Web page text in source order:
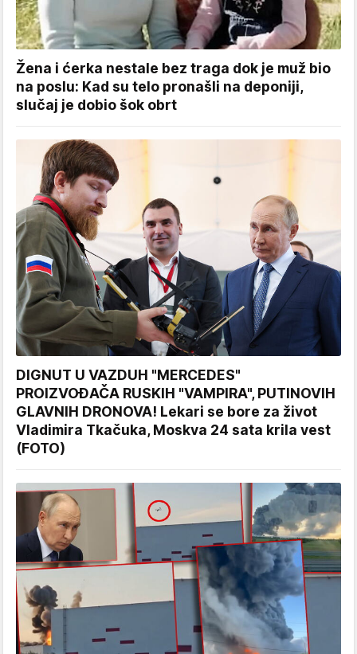
Žena i ćerka nestale bez traga dok je muž bio
na poslu: Kad su telo pronašli na deponiji,
slučaj je dobio šok obrt
DIGNUT U VAZDUH "MERCEDES"
PROIZVOĐAČA RUSKIH "VAMPIRA", PUTINOVIH
GLAVNIH DRONOVA! Lekari se bore za život
Vladimira Tkačuka, Moskva 24 sata krila vest
(FOTO)